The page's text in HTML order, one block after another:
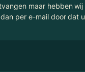
maar hebben wij
per e-mail door dat u